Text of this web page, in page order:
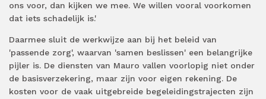
ons voor, dan kijken we mee. We willen vooral voorkomen
dat iets schadelijk is.'
Daarmee sluit de werkwijze aan bij het beleid van
'passende zorg', waarvan 'samen beslissen' een belangrijke
pijler is. De diensten van Mauro vallen voorlopig niet onder
de basisverzekering, maar zijn voor eigen rekening. De
kosten voor de vaak uitgebreide begeleidingstrajecten zijn